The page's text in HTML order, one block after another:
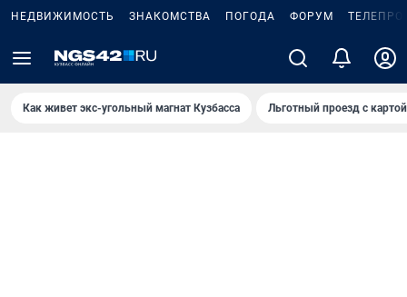
НЕДВИЖИМОСТЬ ЗНАКОМСТВА ПОГОДА ФОРУМ
Как живет экс-угольный магнат Кузбасса Льготный проезд с